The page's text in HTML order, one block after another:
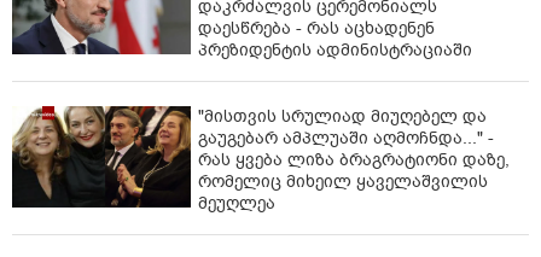
დაკრძალვის ცერემონიალს
დაესწრება - რას აცხადენენ
პრეზიდენტის ადმინისტრაციაში
"მისთვის სრულიად მიუღებელ და
გაუგებარ ამპლუაში აღმოჩნდა..." -
რას ყვება ლიზა ბრაგრატიონი დაზე,
რომელიც მიხეილ ყაველაშვილის
მეუღლეა